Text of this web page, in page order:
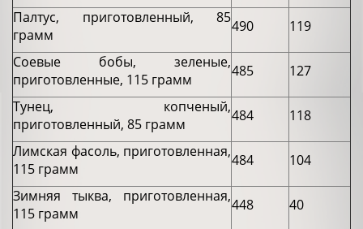
Палтус, приготовленный, 85
грамм
490
119
Соевые бобы, зеленые,
приготовленные, 115 грамм
485
127
Тунец, копченый,
приготовленный, 85 грамм
484
118
Лимская фасоль, приготовленная,
115 грамм
484
104
Зимняя тыква, приготовленная,
115 грамм
448 40